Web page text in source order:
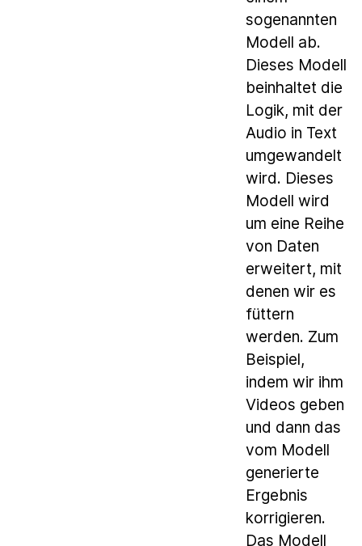
sogenannten
Modell ab.
Dieses Modell
beinhaltet die
Logik, mit der
Audio in Text
umgewandelt
wird. Dieses
Modell wird
um eine Reihe
von Daten
erweitert, mit
denen wir es
füttern
werden. Zum
Beispiel,
indem wir ihm
Videos geben
und dann das
vom Modell
generierte
Ergebnis
korrigieren.
Das Modell